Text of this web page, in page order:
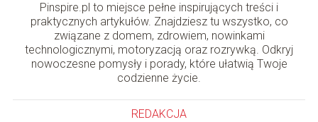
Pinspire.pl to miejsce pełne inspirujących treści i
praktycznych artykułów. Znajdziesz tu wszystko, co
związane z domem, zdrowiem, nowinkami
technologicznymi, motoryzacją oraz rozrywką. Odkryj
nowoczesne pomysły i porady, które ułatwią Twoje
codzienne życie.
REDAKCJA